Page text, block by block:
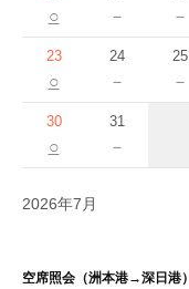
○ － －
23
○
24
－
25
－
30
○
31
－
2026年7月
空席照会（洲本港→深日港）